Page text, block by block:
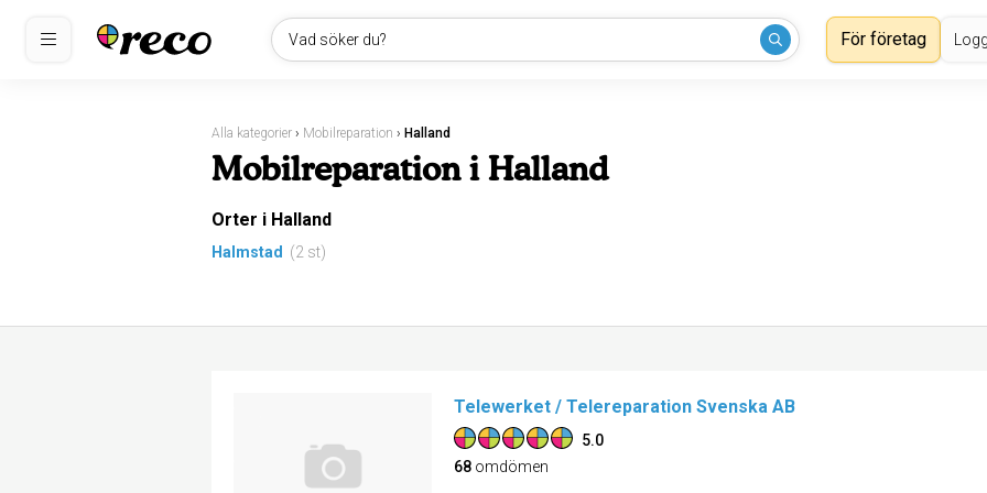
Vad söker du? För företag
Alla kategorier › Mobilreparation › Halland
Mobilreparation i Halland
Orter i Halland
Halmstad (2 st)
Telewerket / Telereparation Svenska AB
5.0
68 omdömen